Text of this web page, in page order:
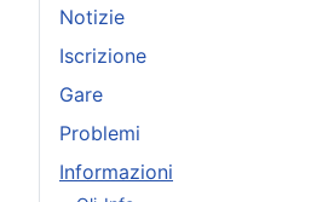
Notizie
Iscrizione
Gare
Problemi
Informazioni